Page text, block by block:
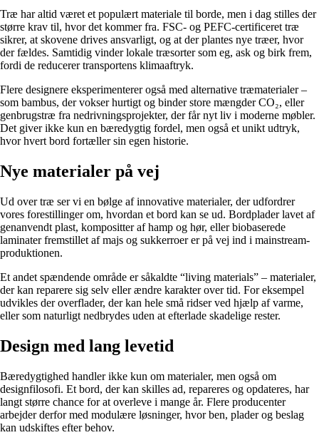
Træ har altid været et populært materiale til borde, men i dag stilles der
større krav til, hvor det kommer fra. FSC- og PEFC-certificeret træ
sikrer, at skovene drives ansvarligt, og at der plantes nye træer, hvor
der fældes. Samtidig vinder lokale træsorter som eg, ask og birk frem,
fordi de reducerer transportens klimaaftryk.
Flere designere eksperimenterer også med alternative træmaterialer –
som bambus, der vokser hurtigt og binder store mængder CO₂, eller
genbrugstræ fra nedrivningsprojekter, der får nyt liv i moderne møbler.
Det giver ikke kun en bæredygtig fordel, men også et unikt udtryk,
hvor hvert bord fortæller sin egen historie.
Nye materialer på vej
Ud over træ ser vi en bølge af innovative materialer, der udfordrer
vores forestillinger om, hvordan et bord kan se ud. Bordplader lavet af
genanvendt plast, kompositter af hamp og hør, eller biobaserede
laminater fremstillet af majs og sukkerroer er på vej ind i mainstream-
produktionen.
Et andet spændende område er såkaldte “living materials” – materialer,
der kan reparere sig selv eller ændre karakter over tid. For eksempel
udvikles der overflader, der kan hele små ridser ved hjælp af varme,
eller som naturligt nedbrydes uden at efterlade skadelige rester.
Design med lang levetid
Bæredygtighed handler ikke kun om materialer, men også om
designfilosofi. Et bord, der kan skilles ad, repareres og opdateres, har
langt større chance for at overleve i mange år. Flere producenter
arbejder derfor med modulære løsninger, hvor ben, plader og beslag
kan udskiftes efter behov.